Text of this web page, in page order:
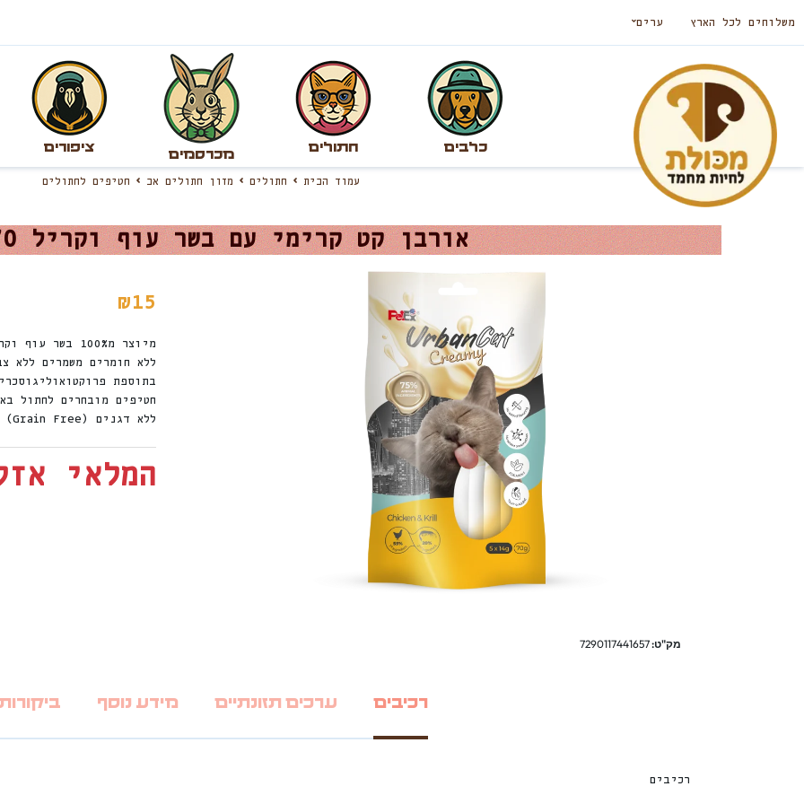
משלוחים לכל הארץ ערים
כלבים חתולים
מכרסמים
ציפורים
עמוד הבית חתולים מזון חתולים אב חטיפים לחתולים
אורבן קט קרימי עם בשר עוף וקריל 70 גרם
מק"ט:7290117441657
₪15
מיוצר מ100% בשר עוף וקריל
ללא חומרים משמרים ללא
בתוספת
חטיפים מובחרים לחתול
ללא דגנים (Grain Free)
המלאי
רכיבים ערכים תזונתיים מידע נוסף ביקורות
רכיבים